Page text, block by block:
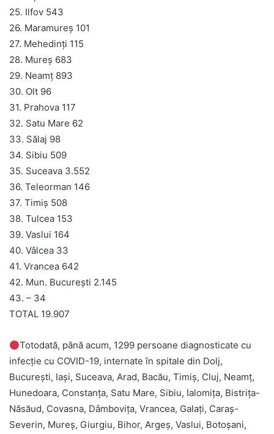
25. Ilfov 543
26. Maramureș 101
27. Mehedinți 115
28. Mureș 683
29. Neamț 893
30. Olt 96
31. Prahova 117
32. Satu Mare 62
33. Sălaj 98
34. Sibiu 509
35. Suceava 3.552
36. Teleorman 146
37. Timiș 508
38. Tulcea 153
39. Vaslui 164
40. Vâlcea 33
41. Vrancea 642
42. Mun. București 2.145
43. – 34
TOTAL 19.907
Totodată, până acum, 1299 persoane diagnosticate cu
infecție cu COVID-19, internate în spitale din Dolj,
București, Iași, Suceava, Arad, Bacău, Timiș, Cluj, Neamț,
Hunedoara, Constanța, Satu Mare, Sibiu, Ialomița, Bistrița-
Năsăud, Covasna, Dâmbovița, Vrancea, Galați, Caraș-
Severin, Mureș, Giurgiu, Bihor, Argeș, Vaslui, Botoșani,